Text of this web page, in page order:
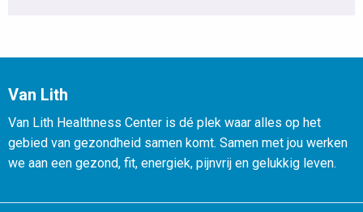
Van Lith
Van Lith Healthness Center is dé plek waar alles op het
gebied van gezondheid samen komt. Samen met jou werken
we aan een gezond, fit, energiek, pijnvrij en gelukkig leven.